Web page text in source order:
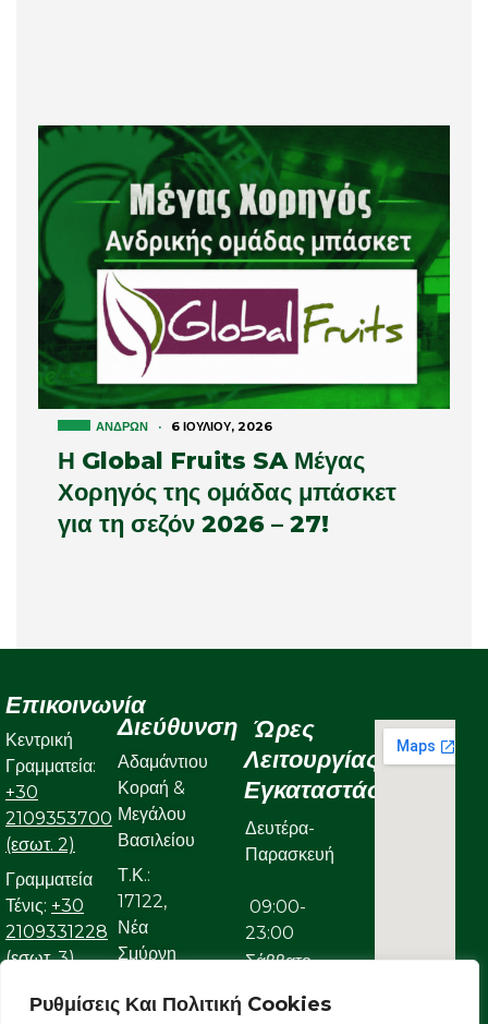
Ρυθμίσεις Και Πολιτική Cookies
ΑΝΔΡΏΝ · 6 ΙΟΥΛΊΟΥ, 2026
Η Global Fruits SA Μέγας
Χορηγός της ομάδας μπάσκετ
για τη σεζόν 2026 – 27!
Επικοινωνία
Κεντρική
Γραμματεία:
+30
2109353700
(εσωτ. 2)
Γραμματεία
Τένις: +30
2109331228
(εσωτ. 3)
Γραμματεία
Κολυμβητικού:
Διεύθυνση
Αδαμάντιου
Κοραή &
Μεγάλου
Βασιλείου
Τ.Κ.:
17122,
Νέα
Σμύρνη
Ώρες
Λειτουργίας
Εγκαταστάσεων
Δευτέρα-
Παρασκευή
09:00-
23:00
Σάββατο
09:00-